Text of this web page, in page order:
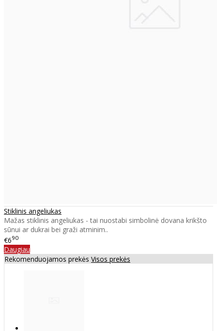
Stiklinis angeliukas
Mažas stiklinis angeliukas - tai nuostabi simbolinė dovana krikšto
sūnui ar dukrai bei graži atminim..
€690
Daugiau
Rekomenduojamos prekės Visos prekės